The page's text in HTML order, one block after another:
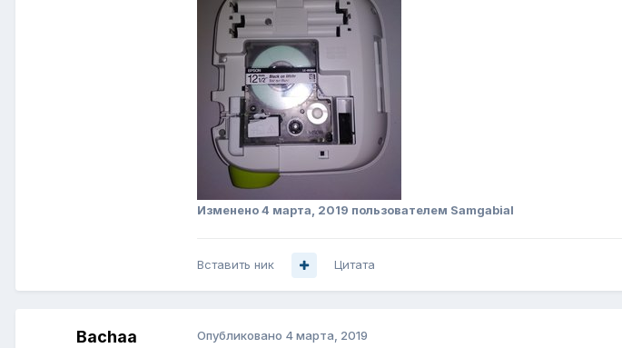
Изменено4 марта, 2019 пользователем Samgabial
Вставить ник Цитата
Bachaa Опубликовано 4 марта, 2019